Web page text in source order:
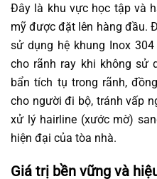
Đây là khu vực học tập và
mỹ được đặt lên hàng đầu.
sử dụng hệ khung Inox
cho rãnh ray khi không sử
bẩn tích tụ trong rãnh,
cho người đi bộ, tránh vấp
xử lý hairline (xước mờ)
hiện đại của tòa nhà.
Giá trị bền vững và